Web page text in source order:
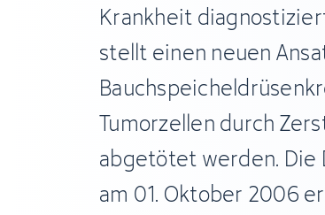
Krankheit
stellt einen neuen
Tumorzellen durch
abgetötet werden. Die
am 01. Oktober 2006